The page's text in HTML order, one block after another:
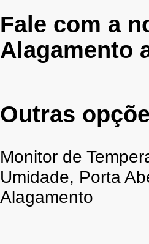
Fale com a
Alagamento
Outras
Monitor de
Umidade, Porta
Alagamento